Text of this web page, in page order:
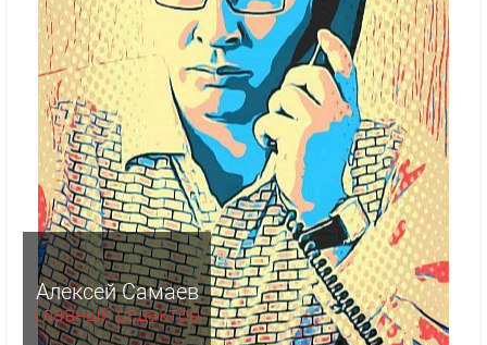
Алексей Самаев
главный редактор